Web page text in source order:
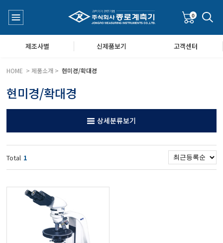
질측정기
기공기질/미세먼지/가스/소음/진동측정기
속풍량계/온도계/온습도계/기압계
도/농도/염도/당산도/굴절계/편광계/커피농도계
자저울/점도계/핀홀탐지기
0
제조사별 신제품보기 고객센터
HOME > 제품소개 >현미경/확대경
현미경/확대경
상세분류보기
Total 1